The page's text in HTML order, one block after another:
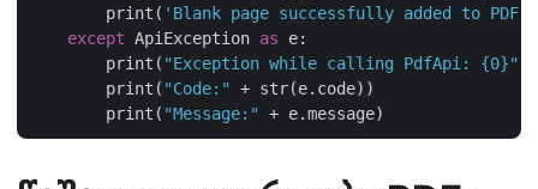
        print(
'Blank page successfully added to PDF
except ApiException as e:
        print(
"Exception while calling PdfApi: {0}"
        print(
"Code:"
+ str(e.code))
        print(
"Message:"